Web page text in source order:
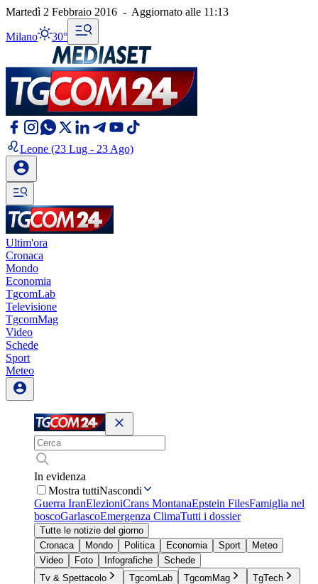
Martedì 2 Febbraio 2016 - Aggiornato alle 11:13
Milano 30°
Leone (23 Lug - 23 Ago)
Ultim'ora
Cronaca
Mondo
Economia
TgcomLab
Televisione
TgcomMag
Video
Schede
Sport
Meteo
In evidenza
Mostra tuttiNascondi
Guerra IranElezioniCrans MontanaEpstein FilesFamiglia nel
boscoGarlascoEmergenza ClimaTutti i dossier
Tutte le notizie del giorno
Cronaca
Mondo Politica Economia Sport
Meteo
Video
Foto Infografiche
Schede
Tv & Spettacolo
TgcomLab TgcomMag
TgTech